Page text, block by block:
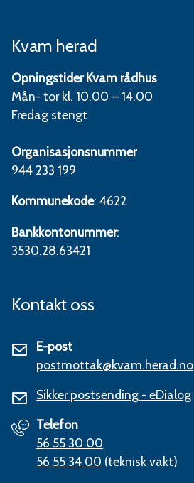
Kvam herad
Opningstider Kvam rådhus
Mån- tor kl. 10.00 – 14.00
Fredag stengt
Organisasjonsnummer
944 233 199
Kommunekode: 4622
Bankkontonummer:
3530.28.63421
Kontakt oss
E-post
postmottak@kvam.herad.no
Sikker postsending - eDialog
Telefon
56 55 30 00
56 55 34 00 (teknisk vakt)